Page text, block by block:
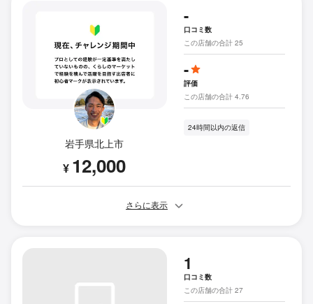
岩手県北上市
¥ 12,000
-
口コミ数
この店舗の合計 25
-
評価
この店舗の合計 4.76
24時間以内の返信
さらに表示
1
口コミ数
この店舗の合計 27